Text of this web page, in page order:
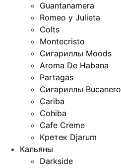
Guantanamera
Romeo y Julieta
Colts
Montecristo
Сигариллы Moods
Aroma De Habana
Partagas
Сигариллы Bucanero
Cariba
Cohiba
Cafe Creme
Кретек Djarum
Кальяны
Darkside